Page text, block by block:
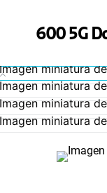
600 5G